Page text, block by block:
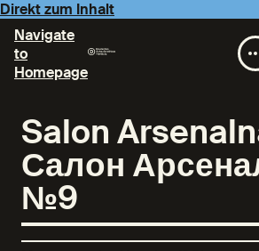
Direkt zum Inhalt
Navigate
to
Homepage
Salon
Салон
№9